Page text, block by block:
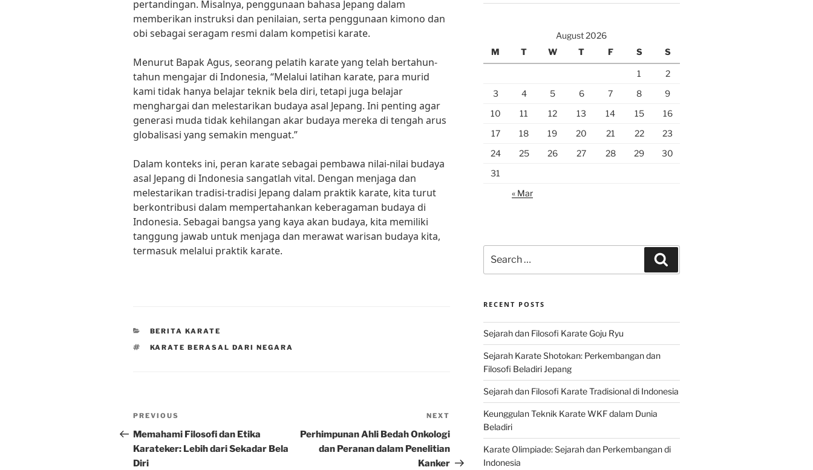
pertandingan. Misalnya, penggunaan bahasa Jepang dalam
memberikan instruksi dan penilaian, serta penggunaan kimono dan
obi sebagai seragam resmi dalam kompetisi karate.
Menurut Bapak Agus, seorang pelatih karate yang telah bertahun-
tahun mengajar di Indonesia, “Melalui latihan karate, para murid
kami tidak hanya belajar teknik bela diri, tetapi juga belajar
menghargai dan melestarikan budaya asal Jepang. Ini penting agar
generasi muda tidak kehilangan akar budaya mereka di tengah arus
globalisasi yang semakin menguat.”
Dalam konteks ini, peran karate sebagai pembawa nilai-nilai budaya
asal Jepang di Indonesia sangatlah vital. Dengan menjaga dan
melestarikan tradisi-tradisi Jepang dalam praktik karate, kita turut
berkontribusi dalam mempertahankan keberagaman budaya di
Indonesia. Sebagai bangsa yang kaya akan budaya, kita memiliki
tanggung jawab untuk menjaga dan merawat warisan budaya kita,
termasuk melalui praktik karate.
CATEGORIES
BERITA KARATE
TAGS
KARATE BERASAL DARI NEGARA
Post
navigation
Previous
Post
PREVIOUS
Memahami Filosofi dan Etika
Karateker: Lebih dari Sekadar Bela
Diri
Post
NEXT
Perhimpunan Ahli Bedah Onkologi
dan Peranan dalam Penelitian
Kanker
August 2026
M
T W T F S S
1
2
3
4 5 6 7 8
9
10
11 12 13 14 15
16
17
18 19 20 21 22
23
24
25 26 27 28 29
30
31
« Mar
for:
RECENT POSTS
Sejarah dan Filosofi Karate Goju Ryu
Sejarah Karate Shotokan: Perkembangan dan
Filosofi Beladiri Jepang
Sejarah dan Filosofi Karate Tradisional di Indonesia
Keunggulan Teknik Karate WKF dalam Dunia
Beladiri
Karate Olimpiade: Sejarah dan Perkembangan di
Indonesia